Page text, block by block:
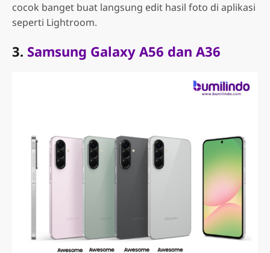
cocok banget buat langsung edit hasil foto di aplikasi
seperti Lightroom.
3. Samsung Galaxy A56 dan A36